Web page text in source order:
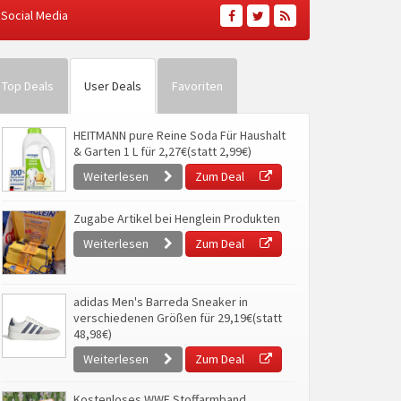
Social Media
Top Deals User Deals Favoriten
HEITMANN pure Reine Soda Für Haushalt
& Garten 1 L für 2,27€(statt 2,99€)
Weiterlesen
Zum Deal
Zugabe Artikel bei Henglein Produkten
Weiterlesen
Zum Deal
adidas Men's Barreda Sneaker in
verschiedenen Größen für 29,19€(statt
48,98€)
Weiterlesen
Zum Deal